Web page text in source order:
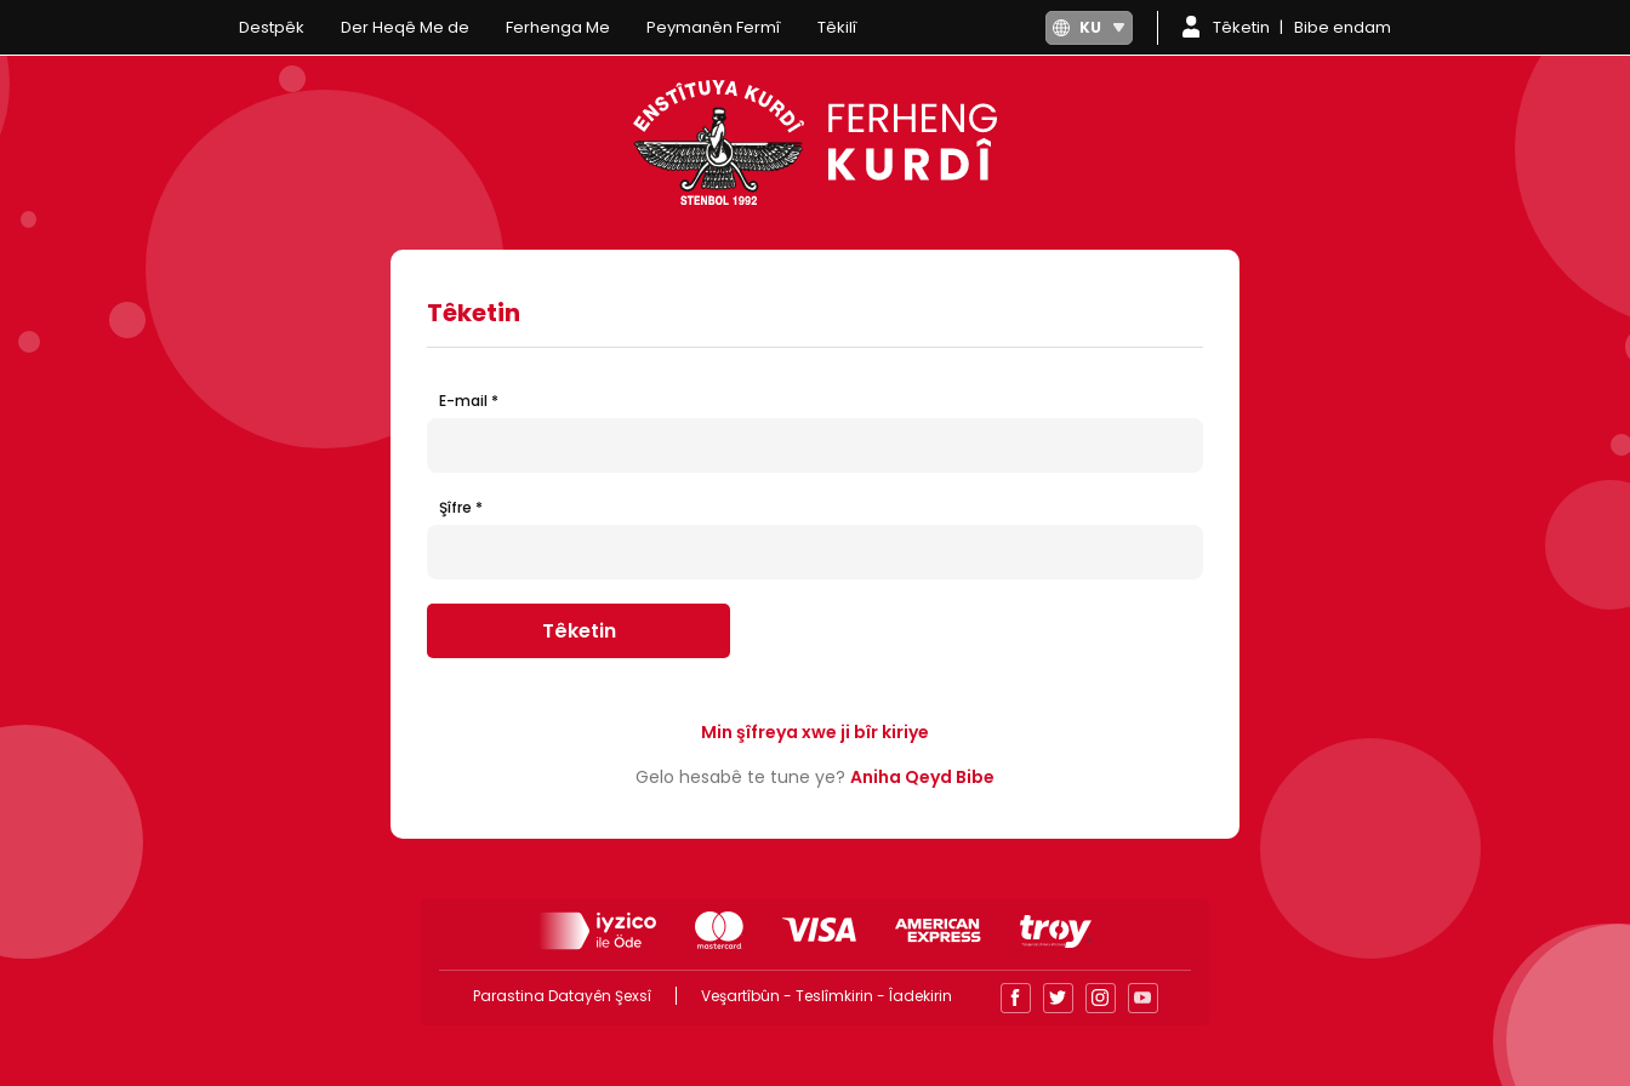
Destpêk Der Heqê Me de Ferhenga Me Peymanên Fermî Têkilî KU Têketin Bibe endam
Têketin
E-mail *
Şîfre *
Têketin
Min şîfreya xwe ji bîr kiriye
Gelo hesabê te tune ye? Aniha Qeyd Bibe
Parastina Datayên Şexsî Veşartîbûn - Teslîmkirin - Îadekirin